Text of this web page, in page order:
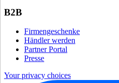
B2B
Firmengeschenke
Händler werden
Partner Portal
Presse
Your privacy choices